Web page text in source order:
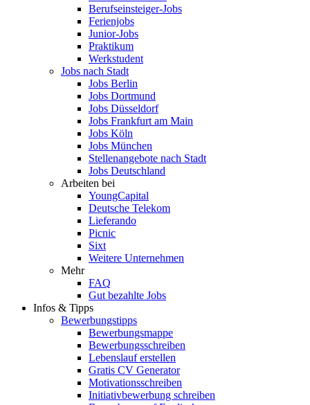
Berufseinsteiger-Jobs
Ferienjobs
Junior-Jobs
Praktikum
Werkstudent
Jobs nach Stadt
Jobs Berlin
Jobs Dortmund
Jobs Düsseldorf
Jobs Frankfurt am Main
Jobs Köln
Jobs München
Stellenangebote nach Stadt
Jobs Deutschland
Arbeiten bei
YoungCapital
Deutsche Telekom
Lieferando
Picnic
Sixt
Weitere Unternehmen
Mehr
FAQ
Gut bezahlte Jobs
Infos & Tipps
Bewerbungstipps
Bewerbungsmappe
Bewerbungsschreiben
Lebenslauf erstellen
Gratis CV Generator
Motivationsschreiben
Initiativbewerbung schreiben